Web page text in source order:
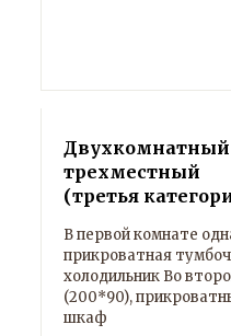
Двухкомнатный
трехместный
(третья
В первой комнате
прикроватная
холодильник Во
(200*90),
шкаф